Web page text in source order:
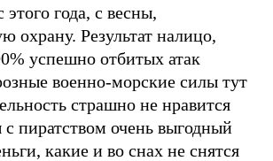
года, с весны,
охрану. Результат налицо,
успешно отбитых атак
военно-морские силы тут
страшно не нравится
пиратством очень выгодный
какие и во снах не снятся